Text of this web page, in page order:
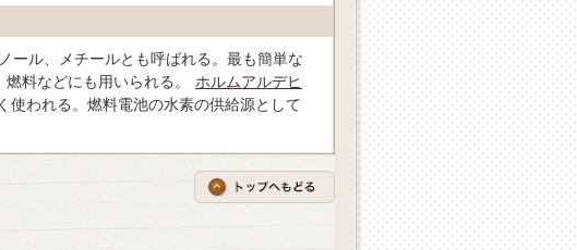
ール、メチールとも呼ばれる。最も簡単な
料などにも用いられる。
ホルムアルデヒ
使われる。燃料電池の水素の供給源として